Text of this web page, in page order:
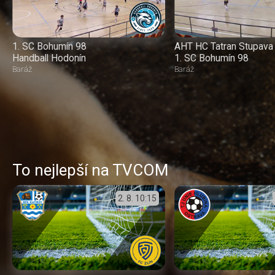
1. SC Bohumín 98
Handball Hodonín
Baráž
AHT HC Tatran Stupava
1. SC Bohumín 98
Baráž
To nejlepší na TVCOM
2. 8. 10:15